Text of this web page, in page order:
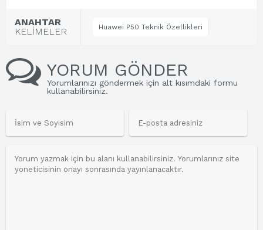
ANAHTAR
KELİMELER
Huawei P50 Teknik Özellikleri
YORUM GÖNDER
Yorumlarınızı göndermek için alt kısımdaki formu
kullanabilirsiniz.